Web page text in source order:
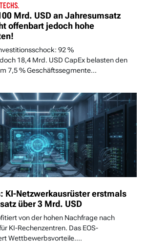
Mrd. USD an Jahresumsatz
offenbart jedoch hohe
92 %
18,4 Mrd. USD CapEx belasten den
7,5 % Geschäftssegmente...
KI-Netzwerkausrüster erstmals
über 3 Mrd. USD
von der hohen Nachfrage nach
KI-Rechenzentren. Das EOS-
Wettbewerbsvorteile....